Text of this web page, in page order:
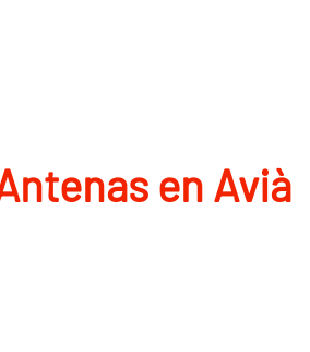
en Avià